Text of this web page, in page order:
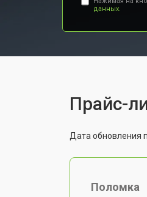
данных.
Прайс-
Дата обновления
Поломка